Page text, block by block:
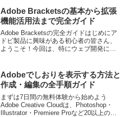
Adobe Bracketsの基本から拡張
機能活用法まで完全ガイド
Adobe Bracketsの完全ガイドはじめにア
ドビ製品に興味がある初心者の皆さん、
ようこそ！今回は、特にウェブ開発に最
学びの旅をサポートするために、悩...
Adobeでしおりを表示する方法と
作成・編集の全手順ガイド
まずは7日間の無料体験から始めよう
Adobe Creative Cloudは、Photoshop・
Illustrator・Premiere Proなど20以上のア